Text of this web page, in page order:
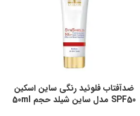
ضدآفتاب فلوئید رنگی ساین اسکین
SPF50 مدل ساین شیلد حجم 50ml